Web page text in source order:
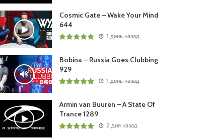
Cosmic Gate – Wake Your Mind
644
1 день назад
Bobina – Russia Goes Clubbing
929
1 день назад
Armin van Buuren – A State Of
Trance 1289
2 дня назад